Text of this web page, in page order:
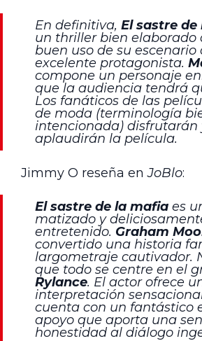
En definitiva, El sastre
un thriller bien elaborado
buen uso de su escenario
excelente protagonista.
compone un personaje
que la audiencia tendrá
Los fanáticos de las
de moda (terminología
intencionada) disfrutarán
aplaudirán la película.
Jimmy O reseña enJoBlo:
El sastre de la mafia es
matizado y
entretenido. Graham
convertido una historia
largometraje cautivador.
que todo se centre en el
Rylance. El actor ofrece
interpretación
cuenta con un fantástico
apoyo que aporta una
honestidad al diálogo